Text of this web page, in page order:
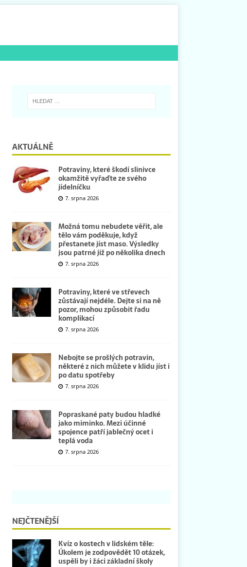
AKTUÁLNĚ
Potraviny, které škodí slinivce
okamžitě vyřaďte ze svého
jídelníčku
7. srpna 2026
Možná tomu nebudete věřit, ale
tělo vám poděkuje, když
přestanete jíst maso. Výsledky
jsou patrné již po několika dnech
7. srpna 2026
Potraviny, které ve střevech
zůstávají nejdéle. Dejte si na ně
pozor, mohou způsobit řadu
komplikací
7. srpna 2026
Nebojte se prošlých potravin,
některé z nich můžete v klidu jíst i
po datu spotřeby
7. srpna 2026
Popraskané paty budou hladké
jako miminko. Mezi účinné
spojence patří jablečný ocet i
teplá voda
7. srpna 2026
NEJČTENĚJŠÍ
Kvíz o kostech v lidském těle:
Úkolem je zodpovědět 10 otázek,
uspěli by i žáci základní školy